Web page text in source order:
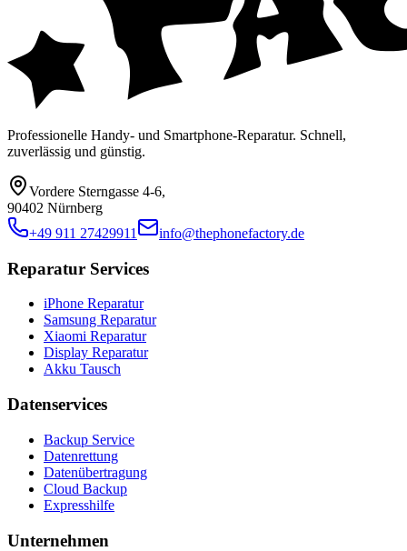
Professionelle Handy- und Smartphone-Reparatur. Schnell,
zuverlässig und günstig.
Vordere Sterngasse 4-6,
90402 Nürnberg
+49 911 27429911
info@thephonefactory.de
Reparatur Services
iPhone Reparatur
Samsung Reparatur
Xiaomi Reparatur
Display Reparatur
Akku Tausch
Datenservices
Backup Service
Datenrettung
Datenübertragung
Cloud Backup
Expresshilfe
Unternehmen